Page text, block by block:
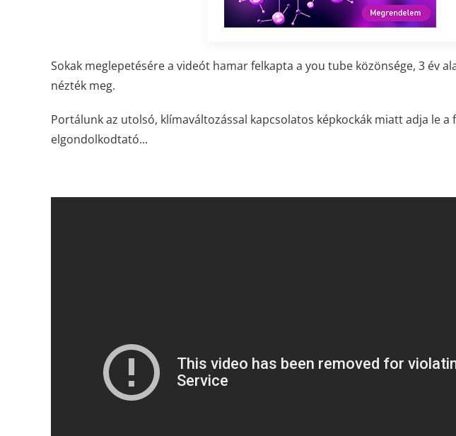
Sokak meglepetésére a videót hamar felkapta a you tube közönsége, 3 év
nézték meg.
Portálunk az utolsó, klímaváltozással kapcsolatos képkockák miatt adja le
elgondolkodtató...